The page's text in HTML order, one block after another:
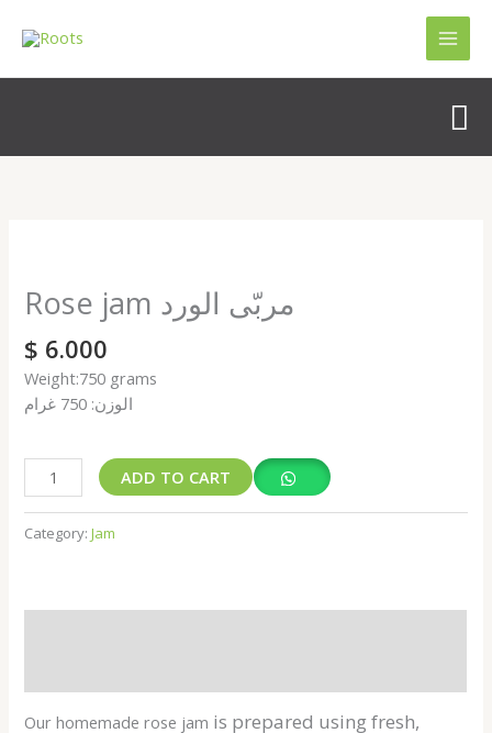
Rose jam مربّى الورد
$ 6.000
Weight:750 grams
الوزن: 750 غرام
مربّى
الورد
quantity
ADD TO CART
Category:Jam
Our homemade rose jam is prepared using fresh,